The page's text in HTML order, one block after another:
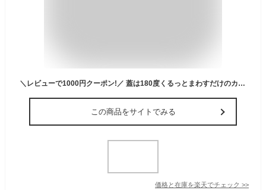
＼レビューで1000円クーポン!／ 蓋は180度くるっとまわすだけのカンタン開閉！ レトロが素敵！ 保温 保冷 ステンレス製 テーブルポット 1.5L ネオイーシス 卓上ポット Neo ISIS 1500ml
この商品をサイトでみる
価格と在庫を楽天でチェック >>